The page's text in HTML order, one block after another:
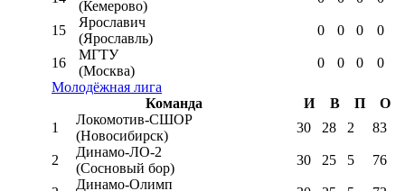
(Кемерово)
15
Ярославич
(Ярославль)
0 0 0 0
16
МГТУ
(Москва)
0 0 0
0
Молодёжная лига
Команда
И В П
О
1
Локомотив-CШОР
(Новосибирск)
30 28 2 83
2
Динамо-ЛО-2
(Сосновый бор)
30 25 5 76
Динамо-Олимп